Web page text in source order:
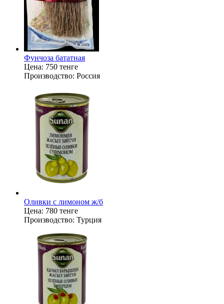
Фунчоза бататная
Цена: 750 тенге
Производство: Россия
Оливки с лимоном ж/б
Цена: 780 тенге
Производство: Турция